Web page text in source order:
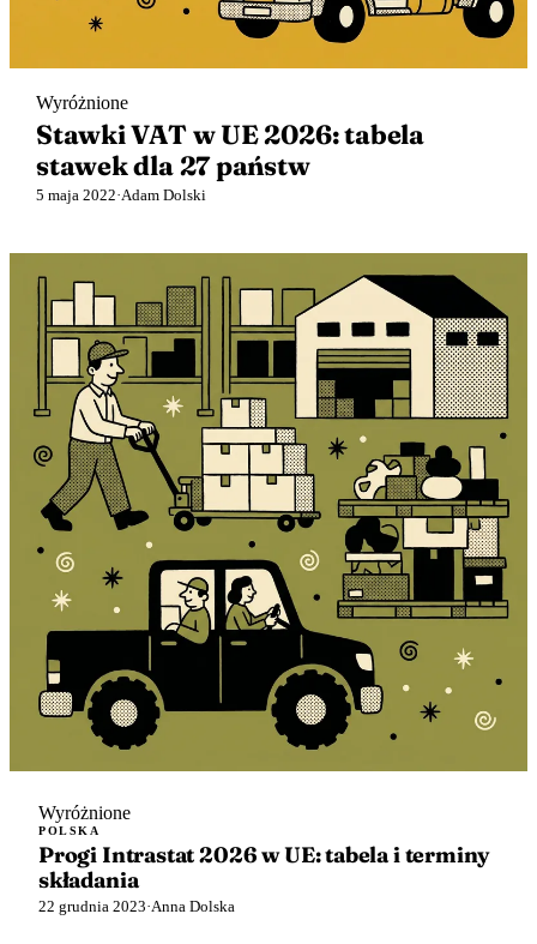
Przedstawiciel podatkowy Amazon z Eurofiscalis
🇮🇹 Włochy
Wyróżnione
Stawki VAT w UE 2026: tabela
stawek dla 27 państw
5 maja 2022·Adam Dolski
Wyróżnione
POLSKA
Progi Intrastat 2026 w UE: tabela i terminy
składania
22 grudnia 2023·Anna Dolska